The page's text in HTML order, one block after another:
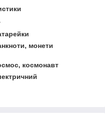
монети
космонавт